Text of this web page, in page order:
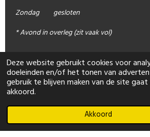
Deze website gebruikt cookies voor
doeleinden en/of het tonen van
gebruik te blijven maken van de site gaat
akkoord.
Akkoord
Zondag gesloten
* Avond in overleg (zit vaak vol)